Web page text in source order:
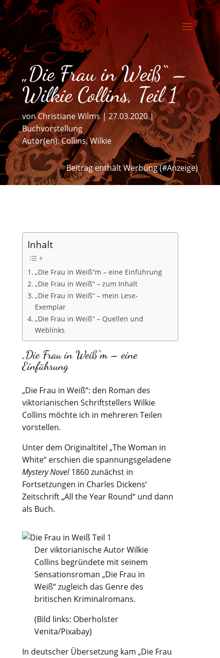
„Die Frau in Weiß“ –
Wilkie Collins, Teil 1
vonChristiane Wilms|27.03.2020|
Buchvorstellung
Autor(en):Collins, Wilkie
Beitrag enthält Werbung (#Anzeige)
Inhalt
„Die Frau in Weiß“m – eine Einführung
„Die Frau in Weiß“ – zum Inhalt
„Die Frau in Weiß“ – mein Lese-
Exemplar
„Die Frau in Weiß“ – Quellen und
Weblinks
„Die Frau in Weiß“m – eine
Einführung
„Die Frau in Weiß“: den Roman des
viktorianischen Schriftstellers Wilkie
Collins möchte ich in mehreren Teilen
vorstellen.
Unter dem Originaltitel „The Woman in
White“ erschien die spannungsgeladene
Mystery Novel1860 zunächst in
Fortsetzungen in Charles Dickens‘
Zeitschrift „All the Year Round“ und dann
als Buch.
Der viktorianische Autor Wilkie
Collins begründete mit seinem
Sensationsroman „Die Frau in
Weiß“ zugleich das Genre des
britischen Kriminalromans.
(Bild links: Oberholster
Venita/Pixabay)
In deutscher Übersetzung kam „Die Frau